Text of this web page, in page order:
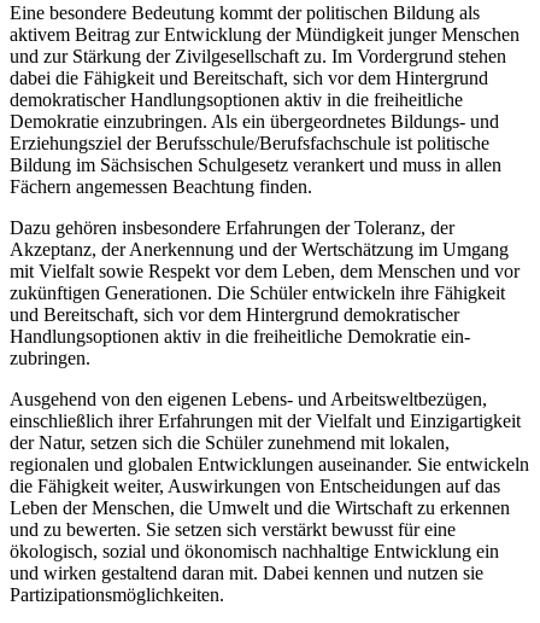
Eine besondere Bedeutung kommt der politischen Bildung als
aktivem Beitrag zur Entwicklung der Mündigkeit junger Menschen
und zur Stärkung der Zivilgesellschaft zu. Im Vordergrund stehen
dabei die Fähigkeit und Bereitschaft, sich vor dem Hintergrund
demokratischer Handlungsoptionen aktiv in die freiheitliche
Demokratie einzubringen. Als ein übergeordnetes Bildungs- und
Erziehungsziel der Berufsschule/Berufsfachschule ist politische
Bildung im Sächsischen Schulgesetz verankert und muss in allen
Fächern angemessen Beachtung finden.
Dazu gehören insbesondere Erfahrungen der Toleranz, der
Akzeptanz, der Anerkennung und der Wertschätzung im Umgang
mit Vielfalt sowie Respekt vor dem Leben, dem Menschen und vor
zukünftigen Generationen. Die Schüler entwickeln ihre Fähigkeit
und Bereitschaft, sich vor dem Hintergrund demokratischer
Handlungsoptionen aktiv in die freiheitliche Demokratie ein-
zubringen.
Ausgehend von den eigenen Lebens- und Arbeitsweltbezügen,
einschließlich ihrer Erfahrungen mit der Vielfalt und Einzigartigkeit
der Natur, setzen sich die Schüler zunehmend mit lokalen,
regionalen und globalen Entwicklungen auseinander. Sie entwickeln
die Fähigkeit weiter, Auswirkungen von Entscheidungen auf das
Leben der Menschen, die Umwelt und die Wirtschaft zu erkennen
und zu bewerten. Sie setzen sich verstärkt bewusst für eine
ökologisch, sozial und ökonomisch nachhaltige Entwicklung ein
und wirken gestaltend daran mit. Dabei kennen und nutzen sie
Partizipationsmöglichkeiten.